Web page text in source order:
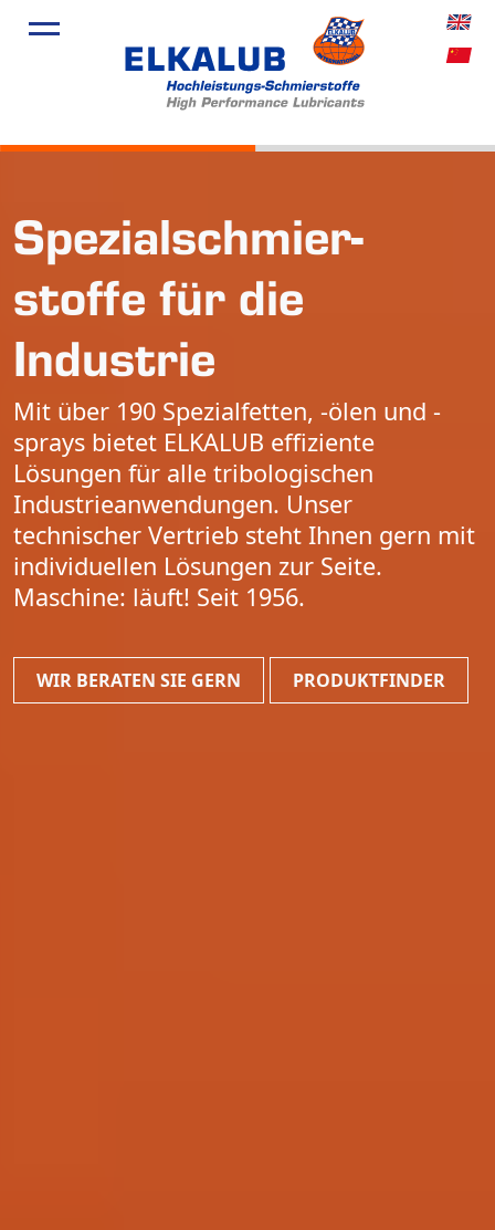
Spezial­schmier­
stoffe für die
Industrie
Mit über 190 Spezialfetten, -ölen und -
sprays bietet ELKALUB effiziente
Lösungen für alle tribologischen
Industrieanwendungen. Unser
technischer Vertrieb steht Ihnen gern mit
individuellen Lösungen zur Seite.
Maschine: läuft! Seit 1956.
WIR BERATEN SIE GERN PRODUKTFINDER